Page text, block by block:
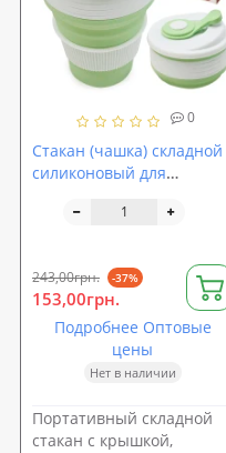
0
Стакан (чашка) складной
силиконовый для
напитков 350мл Stenson
243,00грн. -37%
153,00грн.
Подробнее Оптовые
цены
Нет в наличии
Портативный складной
стакан с крышкой,